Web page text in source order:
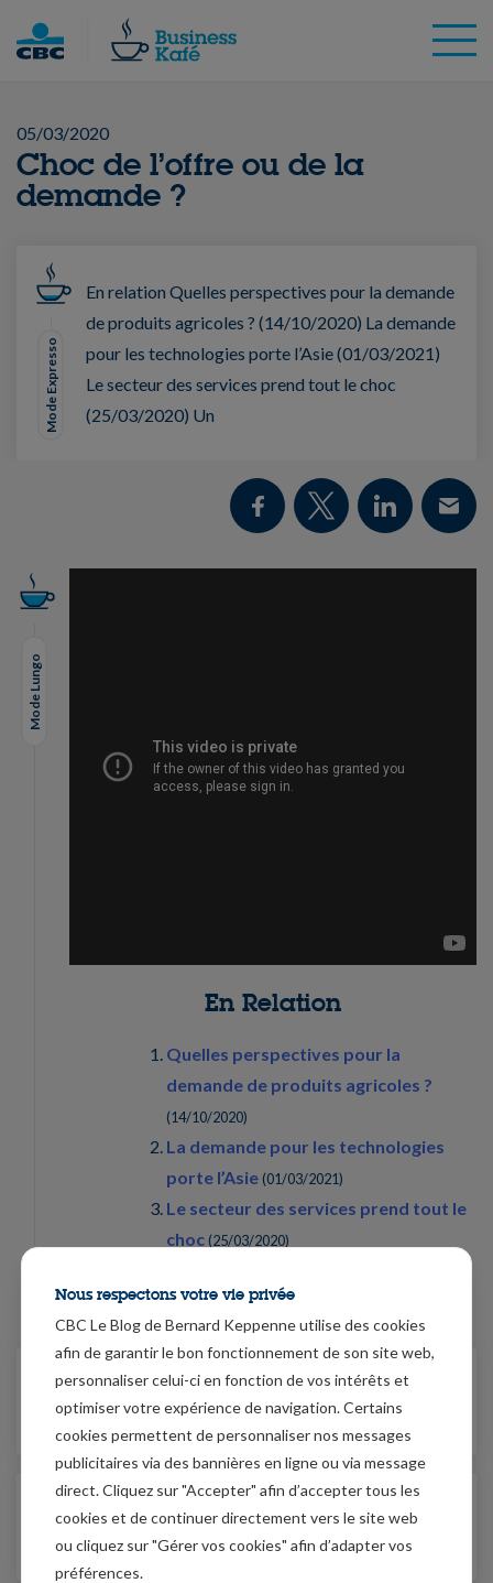
05/03/2020
Choc de l’offre ou de la
demande ?
Mode Expresso
En relation Quelles perspectives pour la demande
de produits agricoles ? (14/10/2020) La demande
pour les technologies porte l’Asie (01/03/2021)
Le secteur des services prend tout le choc
(25/03/2020) Un
Mode Lungo
En Relation
Quelles perspectives pour la
demande de produits agricoles ?
(14/10/2020)
La demande pour les technologies
porte l’Asie (01/03/2021)
Le secteur des services prend tout le
choc (25/03/2020)
05/03/2020
La baisse des taux ne résoudra
pas tout
Indubitablement, un jour n'est
pas l'autre
Nous respectons votre vie privée
CBC Le Blog de Bernard Keppenne utilise des cookies
afin de garantir le bon fonctionnement de son site web,
personnaliser celui-ci en fonction de vos intérêts et
optimiser votre expérience de navigation. Certains
cookies permettent de personnaliser nos messages
publicitaires via des bannières en ligne ou via message
direct. Cliquez sur "Accepter" afin d’accepter tous les
cookies et de continuer directement vers le site web
ou cliquez sur "Gérer vos cookies" afin d’adapter vos
préférences.